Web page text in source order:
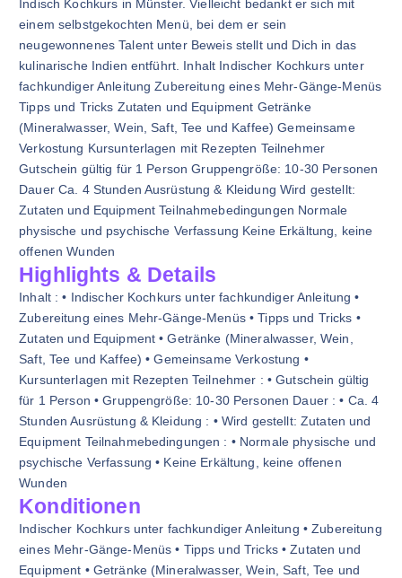
Indisch Kochkurs in Münster. Vielleicht bedankt er sich mit
einem selbstgekochten Menü, bei dem er sein
neugewonnenes Talent unter Beweis stellt und Dich in das
kulinarische Indien entführt. Inhalt Indischer Kochkurs unter
fachkundiger Anleitung Zubereitung eines Mehr-Gänge-Menüs
Tipps und Tricks Zutaten und Equipment Getränke
(Mineralwasser, Wein, Saft, Tee und Kaffee) Gemeinsame
Verkostung Kursunterlagen mit Rezepten Teilnehmer
Gutschein gültig für 1 Person Gruppengröße: 10-30 Personen
Dauer Ca. 4 Stunden Ausrüstung & Kleidung Wird gestellt:
Zutaten und Equipment Teilnahmebedingungen Normale
physische und psychische Verfassung Keine Erkältung, keine
offenen Wunden
Highlights & Details
Inhalt : • Indischer Kochkurs unter fachkundiger Anleitung •
Zubereitung eines Mehr-Gänge-Menüs • Tipps und Tricks •
Zutaten und Equipment • Getränke (Mineralwasser, Wein,
Saft, Tee und Kaffee) • Gemeinsame Verkostung •
Kursunterlagen mit Rezepten Teilnehmer : • Gutschein gültig
für 1 Person • Gruppengröße: 10-30 Personen Dauer : • Ca. 4
Stunden Ausrüstung & Kleidung : • Wird gestellt: Zutaten und
Equipment Teilnahmebedingungen : • Normale physische und
psychische Verfassung • Keine Erkältung, keine offenen
Wunden
Konditionen
Indischer Kochkurs unter fachkundiger Anleitung • Zubereitung
eines Mehr-Gänge-Menüs • Tipps und Tricks • Zutaten und
Equipment • Getränke (Mineralwasser, Wein, Saft, Tee und